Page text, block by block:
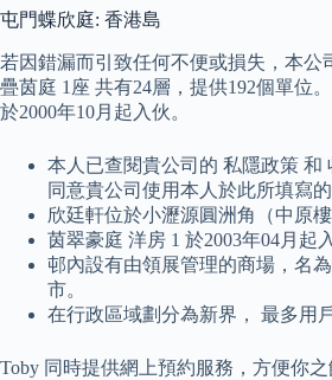
屯門蝶欣庭: 香港島
若因錯漏而引致任何不便或損失，本公
疊茵庭 1座 共有24層，提供192個單位
於2000年10月起入伙。
本人已查閱貴公司的 私隱政策 和
同意貴公司使用本人於此所填寫
欣廷軒位於小瀝源圓洲角（中原
茵翠豪庭 洋房 1 於2003年04月起
邨內設有由領展管理的商場，名
市。
在行政區域劃分為新界， 最多用
Toby 同時提供網上預約服務，方便你